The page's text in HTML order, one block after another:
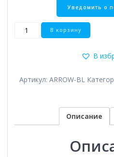
Количество
товара
В корзину
В
Артикул: ARROW-BL
Описание